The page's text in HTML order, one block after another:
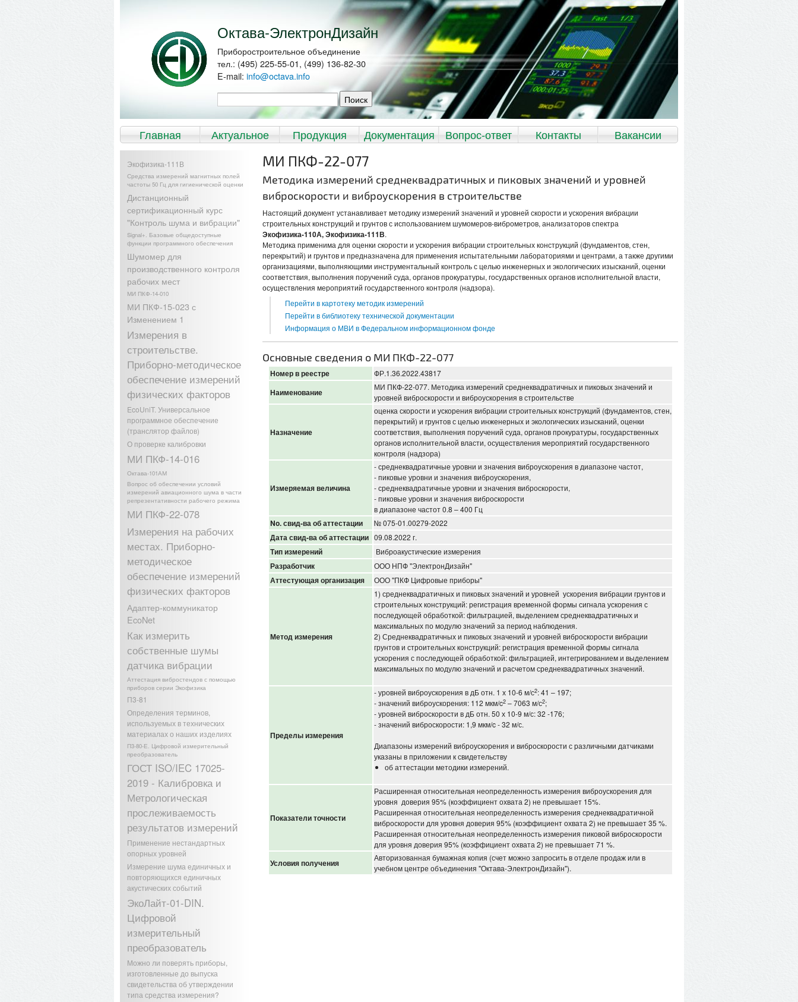
Октава-ЭлектронДизайн
Приборостроительное объединение
тел.: (495) 225-55-01, (499) 136-82-30
E-mail: info@octava.info
Форма поиска
Поиск
Главное меню
Главная Актуальное Продукция Документация Вопрос-ответ Контакты Вакансии
МИ ПКФ-22-077
Методика измерений среднеквадратичных и пиковых значений и уровней
виброскорости и виброускорения в строительстве
Настоящий документ устанавливает методику измерений значений и уровней скорости и ускорения вибрации
строительных конструкций и грунтов с использованием шумомеров-виброметров, анализаторов спектра
Экофизика-110А, Экофизика-111В.
Методика применима для оценки скорости и ускорения вибрации строительных конструкций (фундаментов, стен,
перекрытий) и грунтов и предназначена для применения испытательными лабораториями и центрами, а также другими
организациями, выполняющими инструментальный контроль с целью инженерных и экологических изысканий, оценки
соответствия, выполнения поручений суда, органов прокуратуры, государственных органов исполнительной власти,
осуществления мероприятий государственного контроля (надзора).
Перейти в картотеку методик измерений
Перейти в библиотеку технической документации
Информация о МВИ в Федеральном информационном фонде
Основные сведения о МИ ПКФ-22-077
Номер в реестре ФР.1.36.2022.43817
Наименование
МИ ПКФ-22-077. Методика измерений среднеквадратичных и пиковых значений и
уровней виброскорости и виброускорения в строительстве
Назначение
оценка скорости и ускорения вибрации строительных конструкций (фундаментов, стен,
перекрытий) и грунтов с целью инженерных и экологических изысканий, оценки
соответствия, выполнения поручений суда, органов прокуратуры, государственных
органов исполнительной власти, осуществления мероприятий государственного
контроля (надзора)
Измеряемая величина
- среднеквадратичные уровни и значения виброускорения в диапазоне частот,
- пиковые уровни и значения виброускорения,
- среднеквадратичные уровни и значения виброскорости,
- пиковые уровни и значения виброскорости
в диапазоне частот 0.8 – 400 Гц
No. свид-ва об аттестации № 075-01.00279-2022
Дата свид-ва об аттестации 09.08.2022 г.
Тип измерений Виброакустические измерения
Разработчик ООО НПФ "ЭлектронДизайн"
Аттестующая организация ООО "ПКФ Цифровые приборы"
Метод измерения
1) среднеквадратичных и пиковых значений и уровней ускорения вибрации грунтов и
строительных конструкций: регистрация временной формы сигнала ускорения с
последующей обработкой: фильтрацией, выделением среднеквадратичных и
максимальных по модулю значений за период наблюдения.
2) Среднеквадратичных и пиковых значений и уровней виброскорости вибрации
грунтов и строительных конструкций: регистрация временной формы сигнала
ускорения с последующей обработкой: фильтрацией, интегрированием и выделением
максимальных по модулю значений и расчетом среднеквадратичных значений.
Пределы измерения
- уровней виброускорения в дБ отн. 1 х 10-6 м/с2: 41 – 197;
- значений виброускорения: 112 мкм/c2– 7063 м/с2;
- уровней виброскорости в дБ отн. 50 х 10-9 м/с: 32 -176;
- значений виброскорости: 1,9 мкм/c - 32 м/с.
Диапазоны измерений виброускорения и виброскорости с различными датчиками
указаны в приложении к свидетельству
об аттестации методики измерений.
Показатели точности
Расширенная относительная неопределенность измерения виброускорения для
уровня доверия 95% (коэффициент охвата 2) не превышает 15%.
Расширенная относительная неопределенность измерения среднеквадратичной
виброскорости для уровня доверия 95% (коэффициент охвата 2) не превышает 35 %.
Расширенная относительная неопределенность измерения пиковой виброскорости
для уровня доверия 95% (коэффициент охвата 2) не превышает 71 %.
Условия получения
Авторизованная бумажная копия (счет можно запросить в отделе продаж или в
учебном центре объединения "Октава-ЭлектронДизайн").
Экофизика-111В
Средства измерений магнитных полей
частоты 50 Гц для гигиенической оценки
Дистанционный
сертификационный курс
"Контроль шума и вибрации"
Signal+. Базовые общедоступные
функции программного обеспечения
Шумомер для
производственного контроля
рабочих мест
МИ ПКФ-14-010
МИ ПКФ-15-023 с
Изменением 1
Измерения в
строительстве.
Приборно-методическое
обеспечение измерений
физических факторов
EcoUniT. Универсальное
программное обеспечение
(транслятор файлов)
О проверке калибровки
МИ ПКФ-14-016
Октава-101АМ
Вопрос об обеспечении условий
измерений авиационного шума в части
репрезентативности рабочего режима
МИ ПКФ-22-078
Измерения на рабочих
местах. Приборно-
методическое
обеспечение измерений
физических факторов
Адаптер-коммуникатор
EcoNet
Как измерить
собственные шумы
датчика вибрации
Аттестация вибростендов с помощью
приборов серии Экофизика
П3-81
Определения терминов,
используемых в технических
материалах о наших изделиях
П3-80-Е. Цифровой измерительный
преобразователь
ГОСТ ISO/IEC 17025-
2019 - Калибровка и
Метрологическая
прослеживаемость
результатов измерений
Применение нестандартных
опорных уровней
Измерение шума единичных и
повторяющихся единичных
акустических событий
ЭкоЛайт-01-DIN.
Цифровой
измерительный
преобразователь
Можно ли поверять приборы,
изготовленные до выпуска
свидетельства об утверждении
типа средства измерения?